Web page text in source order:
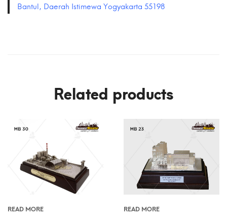
Bantul, Daerah Istimewa Yogyakarta 55198
Related products
READ MORE READ MORE